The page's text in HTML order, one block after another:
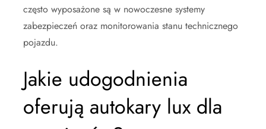
często wyposażone są w nowoczesne systemy
zabezpieczeń oraz monitorowania stanu technicznego
pojazdu.
Jakie udogodnienia
oferują autokary lux dla